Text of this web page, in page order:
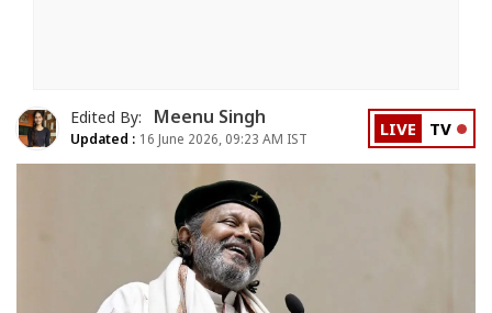
Edited By: Meenu Singh
Updated : 16 June 2026, 09:23 AM IST LIVE TV